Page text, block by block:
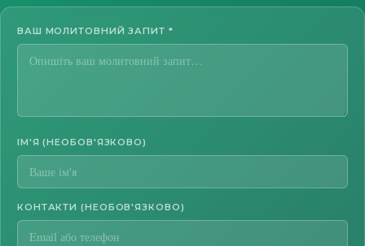
ВАШ МОЛИТОВНИЙ ЗАПИТ *
ІМ'Я (НЕОБОВ'ЯЗКОВО)
КОНТАКТИ (НЕОБОВ'ЯЗКОВО)